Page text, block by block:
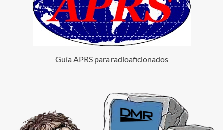
Guía APRS para radioaficionados